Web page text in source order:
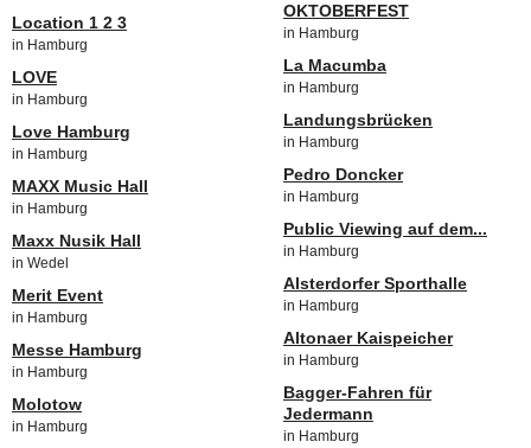
Location 1 2 3
in Hamburg
LOVE
in Hamburg
Love Hamburg
in Hamburg
MAXX Music Hall
in Hamburg
Maxx Nusik Hall
in Wedel
Merit Event
in Hamburg
Messe Hamburg
in Hamburg
Molotow
in Hamburg
OKTOBERFEST
in Hamburg
La Macumba
in Hamburg
Landungsbrücken
in Hamburg
Pedro Doncker
in Hamburg
Public Viewing auf dem...
in Hamburg
Alsterdorfer Sporthalle
in Hamburg
Altonaer Kaispeicher
in Hamburg
Bagger-Fahren für
Jedermann
in Hamburg